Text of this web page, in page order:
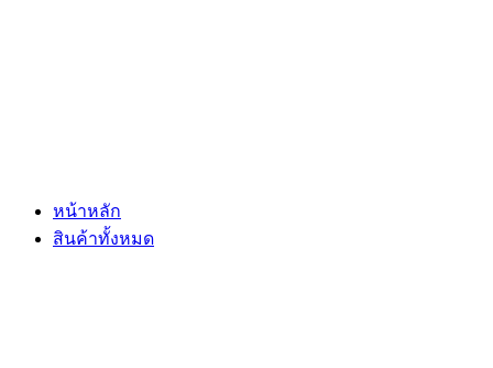
หน้าหลัก
สินค้าทั้งหมด